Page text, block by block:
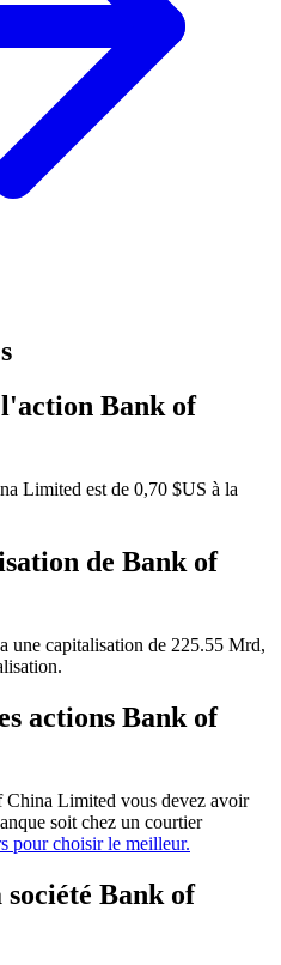
Bank of
Limited est de 0,70 $US à la
de Bank of
capitalisation de 225.55 Mrd,
actions Bank of
China Limited vous devez avoir
soit chez un courtier
pour choisir le meilleur.
Bank of